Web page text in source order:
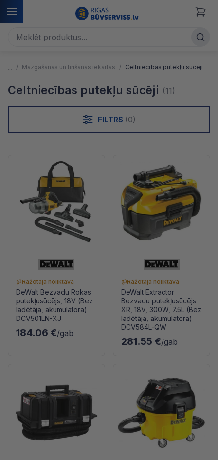
Mazgāšanas un tīrīšanas iekārtas Celtniecības putekļu sūcēji
Celtniecības putekļu sūcēji (11)
FILTRS (0)
Ražotāja noliktavā
DeWalt Bezvadu Rokas
putekļusūcējs, 18V (Bez
ladētāja, akumulatora)
DCV501LN-XJ
184.06 €/gab
Ražotāja noliktavā
DeWalt Extractor
Bezvadu putekļusūcējs
XR, 18V, 300W, 7.5L (Bez
ladētāja, akumulatora)
DCV584L-QW
281.55 €/gab